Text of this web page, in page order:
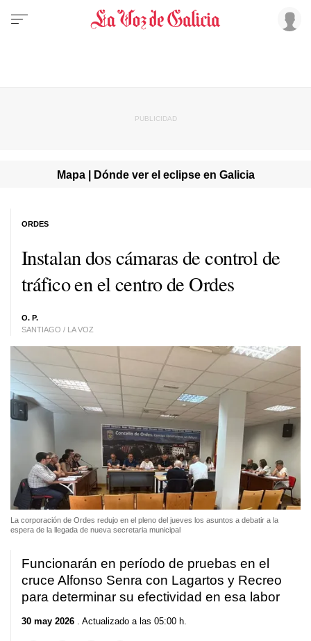
Mapa | Dónde ver el eclipse en Galicia
Instalan dos cámaras de control de
tráfico en el centro de Ordes
O. P.
SANTIAGO / LA VOZ
ORDES
La corporación de Ordes redujo en el pleno del jueves los asuntos a debatir a la
espera de la llegada de nueva secretaria municipal
Funcionarán en período de pruebas en el
cruce Alfonso Senra con Lagartos y Recreo
para determinar su efectividad en esa labor
30 may 2026 . Actualizado a las 05:00 h.